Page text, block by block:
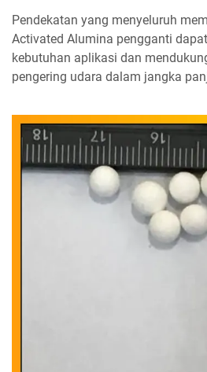
Pendekatan yang menyeluruh
Activated Alumina pengganti
kebutuhan aplikasi dan
pengering udara dalam jangka